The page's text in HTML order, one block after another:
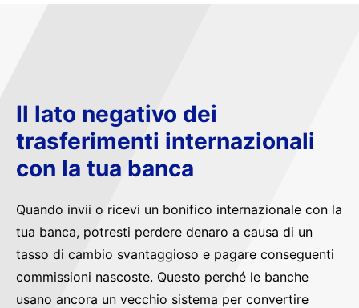
Il lato negativo dei
trasferimenti internazionali
con la tua banca
Quando invii o ricevi un bonifico internazionale con la
tua banca, potresti perdere denaro a causa di un
tasso di cambio svantaggioso e pagare conseguenti
commissioni nascoste. Questo perché le banche
usano ancora un vecchio sistema per convertire